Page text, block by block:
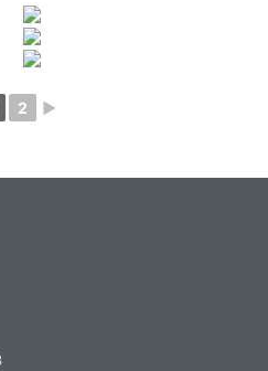
2 ►